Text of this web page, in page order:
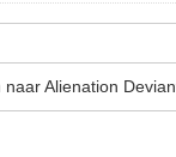
Alienation